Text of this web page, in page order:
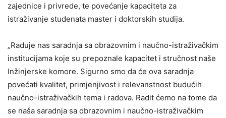
zajednice i privrede, te povećanje kapaciteta za
istraživanje studenata master i doktorskih studija.
„Raduje nas saradnja sa obrazovnim i naučno-istraživačkim
institucijama koje su prepoznale kapacitet i stručnost naše
Inžinjerske komore. Sigurno smo da će ova saradnja
povećati kvalitet, primjenjivost i relevanstnost budućih
naučno-istraživačkih tema i radova. Radit ćemo na tome da
se naša saradnja sa obrazovnim i naučno-istraživačkim